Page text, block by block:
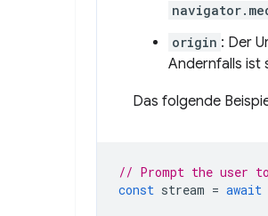
origin : Der
Andernfalls ist
Das folgende
// Prompt the user
const stream = await